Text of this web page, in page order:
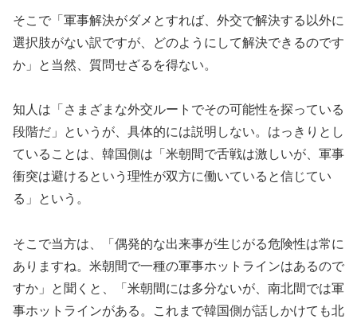
そこで「軍事解決がダメとすれば、外交で解決する以外に
選択肢がない訳ですが、どのようにして解決できるのです
か」と当然、質問せざるを得ない。
知人は「さまざまな外交ルートでその可能性を探っている
段階だ」というが、具体的には説明しない。はっきりとし
ていることは、韓国側は「米朝間で舌戦は激しいが、軍事
衝突は避けるという理性が双方に働いていると信じてい
る」という。
そこで当方は、「偶発的な出来事が生じがる危険性は常に
ありますね。米朝間で一種の軍事ホットラインはあるので
すか」と聞くと、「米朝間には多分ないが、南北間では軍
事ホットラインがある。これまで韓国側が話しかけても北